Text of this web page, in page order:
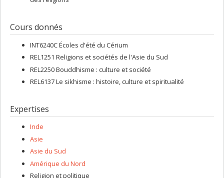
Cours donnés
INT6240C Écoles d'été du Cérium
REL1251 Religions et sociétés de l'Asie du Sud
REL2250 Bouddhisme : culture et société
REL6137 Le sikhisme : histoire, culture et spiritualité
Expertises
Inde
Asie
Asie du Sud
Amérique du Nord
Religion et politique